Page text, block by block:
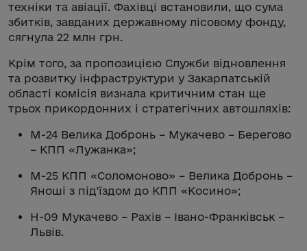
техніки та авіації. Фахівці встановили, що сума
збитків, завданих державному лісовому фонду,
сягнула 22 млн грн.
Крім того, за пропозицією Служби відновлення
та розвитку інфраструктури у Закарпатській
області комісія визнала критичним стан ще
трьох прикордонних і стратегічних автошляхів:
М-24 Велика Добронь – Мукачево – Берегово
– КПП «Лужанка»;
М-25 КПП «Соломоново» – Велика Добронь –
Яноші з під'їздом до КПП «Косино»;
Н-09 Мукачево – Рахів – Івано-Франківськ –
Львів.